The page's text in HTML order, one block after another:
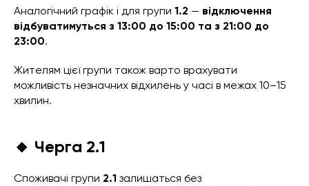
Аналогічний графік і для групи 1.2 — відключення
відбуватимуться з 13:00 до 15:00 та з 21:00 до
23:00.
Жителям цієї групи також варто врахувати
можливість незначних відхилень у часі в межах 10–15
хвилин.
🔸 Черга 2.1
Споживачі групи 2.1 залишаться без